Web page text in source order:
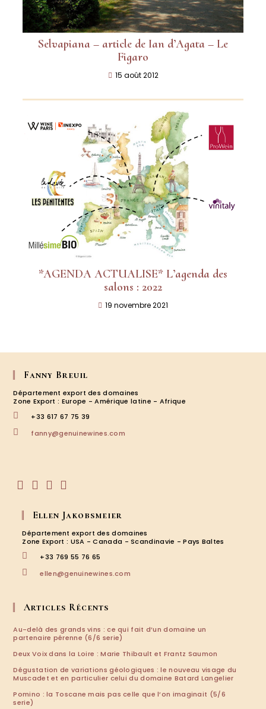
Selvapiana – article de Ian d’Agata – Le
Figaro
15 août 2012
*AGENDA ACTUALISE* L’agenda des
salons : 2022
19 novembre 2021
Fanny Breuil
Département export des domaines
Zone Export : Europe - Amérique latine - Afrique
+33 617 67 75 39
fanny@genuinewines.com
Ellen Jakobsmeier
Département export des domaines
Zone Export : USA - Canada - Scandinavie - Pays Baltes
+33 769 55 76 65
ellen@genuinewines.com
Articles Récents
Au-delà des grands vins : ce qui fait d’un domaine un
partenaire pérenne (6/6 serie)
Deux Voix dans la Loire : Marie Thibault et Frantz Saumon
Dégustation de variations géologiques : le nouveau visage du
Muscadet et en particulier celui du domaine Batard Langelier
Pomino : la Toscane mais pas celle que l’on imaginait (5/6
serie)